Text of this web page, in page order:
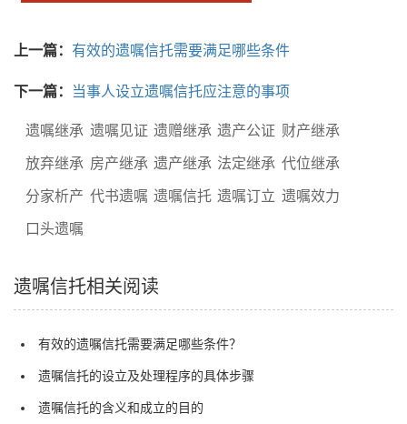
上一篇： 有效的遗嘱信托需要满足哪些条件
下一篇： 当事人设立遗嘱信托应注意的事项
遗嘱继承 遗嘱见证 遗赠继承 遗产公证 财产继承
放弃继承 房产继承 遗产继承 法定继承 代位继承
分家析产 代书遗嘱 遗嘱信托 遗嘱订立 遗嘱效力
口头遗嘱
遗嘱信托相关阅读
有效的遗嘱信托需要满足哪些条件？
遗嘱信托的设立及处理程序的具体步骤
遗嘱信托的含义和成立的目的